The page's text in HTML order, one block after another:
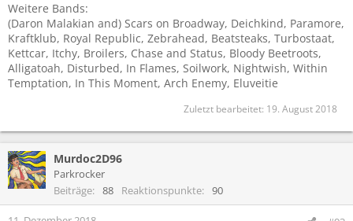
Weitere Bands:
(Daron Malakian and) Scars on Broadway, Deichkind, Paramore,
Kraftklub, Royal Republic, Zebrahead, Beatsteaks, Turbostaat,
Kettcar, Itchy, Broilers, Chase and Status, Bloody Beetroots,
Alligatoah, Disturbed, In Flames, Soilwork, Nightwish, Within
Temptation, In This Moment, Arch Enemy, Eluveitie
Zuletzt bearbeitet: 19. August 2018
Murdoc2D96
Parkrocker
Beiträge
88 Reaktionspunkte 90